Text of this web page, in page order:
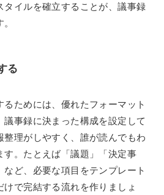
タイルを確立することが、議事録
る
ためには、優れたフォーマット
事録に決まった構成を設定して
整理がしやすく、誰が読んでもわ
す。たとえば「議題」「決定事
ど、必要な項目をテンプレート
で完結する流れを作りましょ